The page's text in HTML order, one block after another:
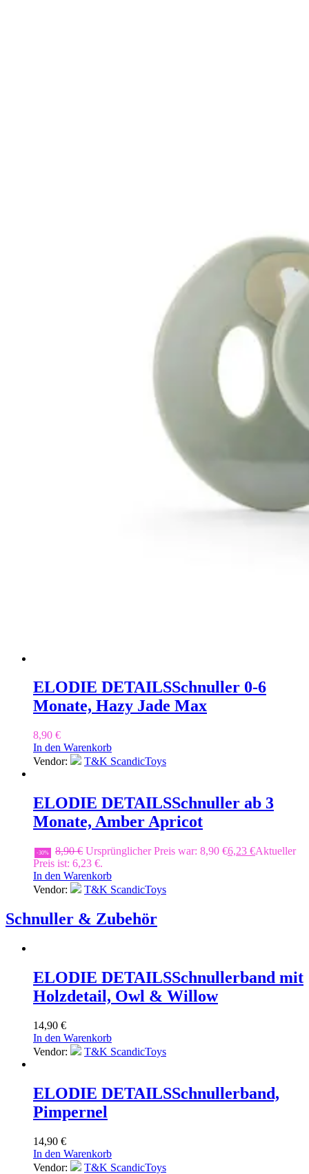
ELODIE DETAILSSchnuller 0-6
Monate, Hazy Jade Max
8,90 €
In den Warenkorb
Vendor:
T&K ScandicToys
ELODIE DETAILSSchnuller ab 3
Monate, Amber Apricot
-30% 8,90€ Ursprünglicher Preis war: 8,90 €6,23 €Aktueller
Preis ist: 6,23 €.
In den Warenkorb
Vendor:
T&K ScandicToys
Schnuller & Zubehör
ELODIE DETAILSSchnullerband mit
Holzdetail, Owl & Willow
14,90 €
In den Warenkorb
Vendor:
T&K ScandicToys
ELODIE DETAILSSchnullerband,
Pimpernel
14,90 €
In den Warenkorb
Vendor:
T&K ScandicToys